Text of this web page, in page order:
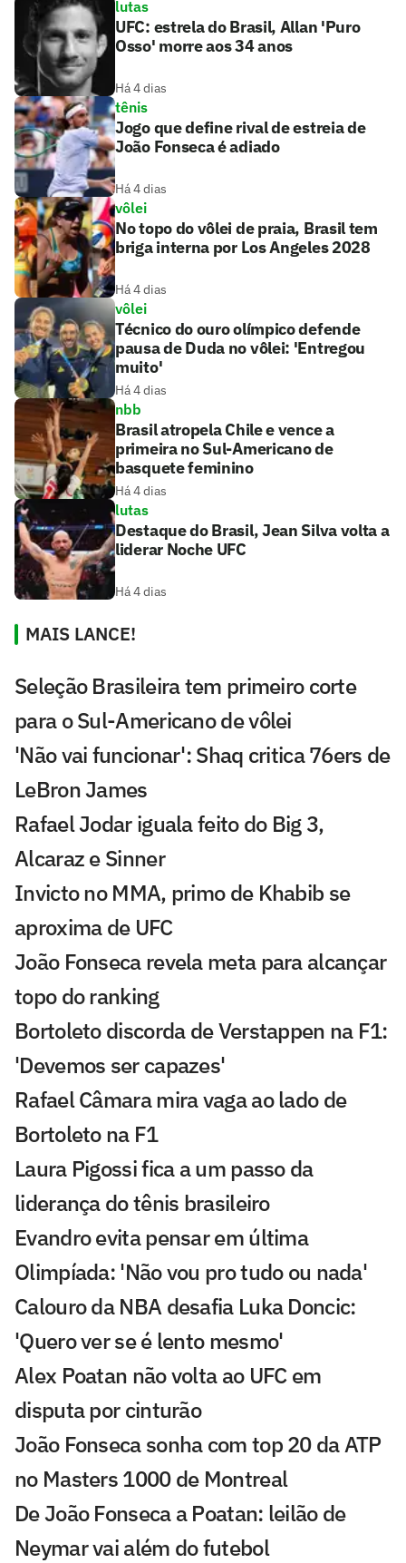
lutas
UFC: estrela do Brasil, Allan 'Puro
Osso' morre aos 34 anos
Há 4 dias
tênis
Jogo que define rival de estreia de
João Fonseca é adiado
Há 4 dias
vôlei
No topo do vôlei de praia, Brasil tem
briga interna por Los Angeles 2028
Há 4 dias
vôlei
Técnico do ouro olímpico defende
pausa de Duda no vôlei: 'Entregou
muito'
Há 4 dias
nbb
Brasil atropela Chile e vence a
primeira no Sul-Americano de
basquete feminino
Há 4 dias
lutas
Destaque do Brasil, Jean Silva volta a
liderar Noche UFC
Há 4 dias
MAIS LANCE!
Seleção Brasileira tem primeiro corte
para o Sul-Americano de vôlei
'Não vai funcionar': Shaq critica 76ers de
LeBron James
Rafael Jodar iguala feito do Big 3,
Alcaraz e Sinner
Invicto no MMA, primo de Khabib se
aproxima de UFC
João Fonseca revela meta para alcançar
topo do ranking
Bortoleto discorda de Verstappen na F1:
'Devemos ser capazes'
Rafael Câmara mira vaga ao lado de
Bortoleto na F1
Laura Pigossi fica a um passo da
liderança do tênis brasileiro
Evandro evita pensar em última
Olimpíada: 'Não vou pro tudo ou nada'
Calouro da NBA desafia Luka Doncic:
'Quero ver se é lento mesmo'
Alex Poatan não volta ao UFC em
disputa por cinturão
João Fonseca sonha com top 20 da ATP
no Masters 1000 de Montreal
De João Fonseca a Poatan: leilão de
Neymar vai além do futebol